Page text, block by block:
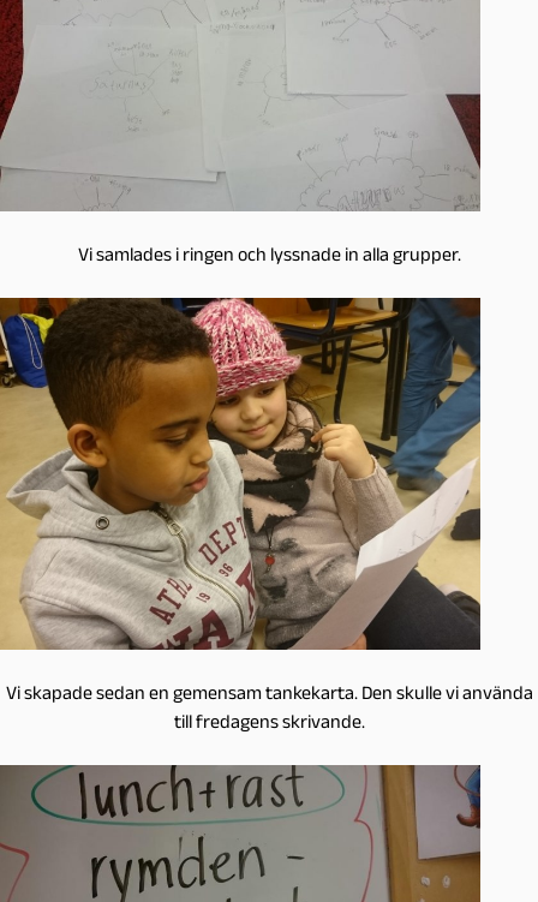
Vi samlades i ringen och lyssnade in alla grupper.
Vi skapade sedan en gemensam tankekarta. Den skulle vi använda
till fredagens skrivande.